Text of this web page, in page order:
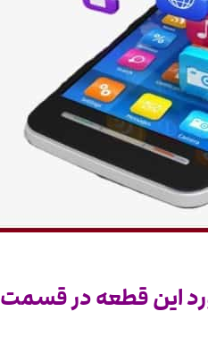
این قطعه در قسمت